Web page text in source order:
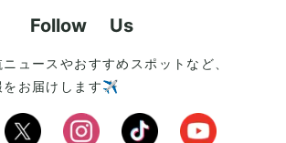
Follow Us
ュースやおすすめスポットなど、
をお届けします✈️